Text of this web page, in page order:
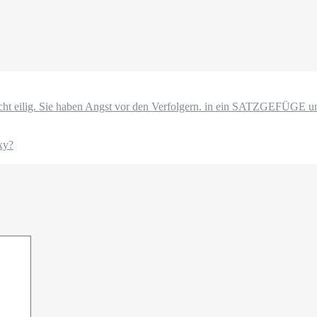
eilig. Sie haben Angst vor den Verfolgern. in ein SATZGEFÜGE